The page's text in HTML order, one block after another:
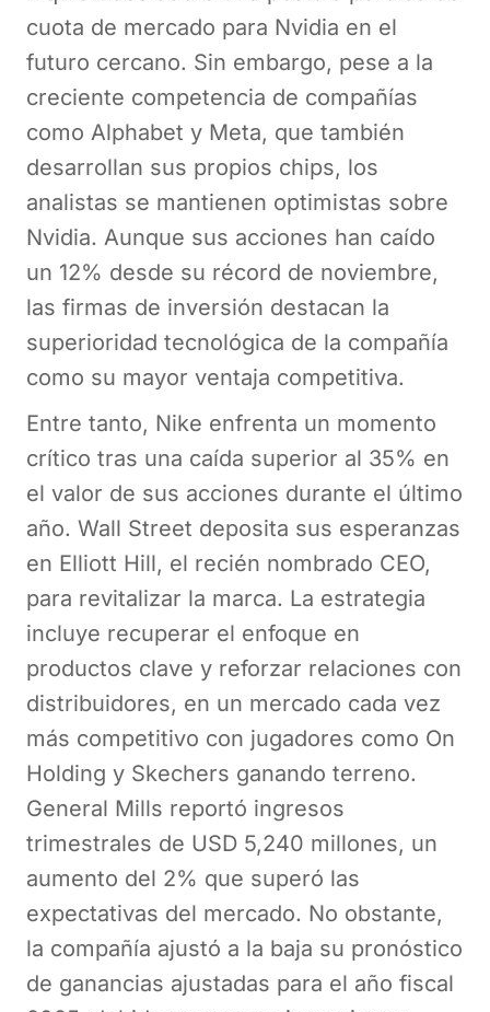
cuota de mercado para Nvidia en el
futuro cercano. Sin embargo, pese a la
creciente competencia de compañías
como Alphabet y Meta, que también
desarrollan sus propios chips, los
analistas se mantienen optimistas sobre
Nvidia. Aunque sus acciones han caído
un 12% desde su récord de noviembre,
las firmas de inversión destacan la
superioridad tecnológica de la compañía
como su mayor ventaja competitiva.
Entre tanto, Nike enfrenta un momento
crítico tras una caída superior al 35% en
el valor de sus acciones durante el último
año. Wall Street deposita sus esperanzas
en Elliott Hill, el recién nombrado CEO,
para revitalizar la marca. La estrategia
incluye recuperar el enfoque en
productos clave y reforzar relaciones con
distribuidores, en un mercado cada vez
más competitivo con jugadores como On
Holding y Skechers ganando terreno.
General Mills reportó ingresos
trimestrales de USD 5,240 millones, un
aumento del 2% que superó las
expectativas del mercado. No obstante,
la compañía ajustó a la baja su pronóstico
de ganancias ajustadas para el año fiscal